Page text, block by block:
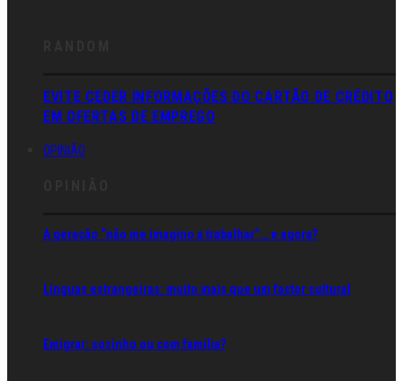
EVITE CEDER INFORMAÇÕES DO CARTÃO DE CRÉDITO
EM OFERTAS DE EMPREGO
OPINIÃO
A geração “não me imagino a trabalhar”… e agora?
Línguas estrangeiras: muito mais que um factor cultural
Emigrar: sozinho ou com família?